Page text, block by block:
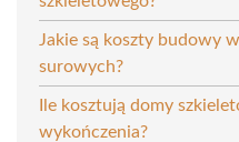
Jakie są koszty budowy
surowych?
Ile kosztują domy
wykończenia?